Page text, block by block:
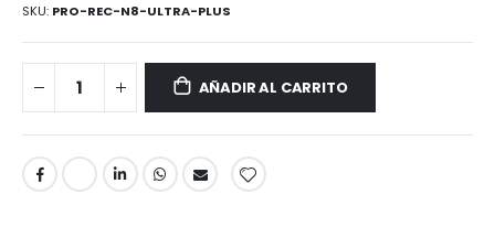
SKU PRO-REC-N8-ULTRA-PLUS
AÑADIR AL CARRITO